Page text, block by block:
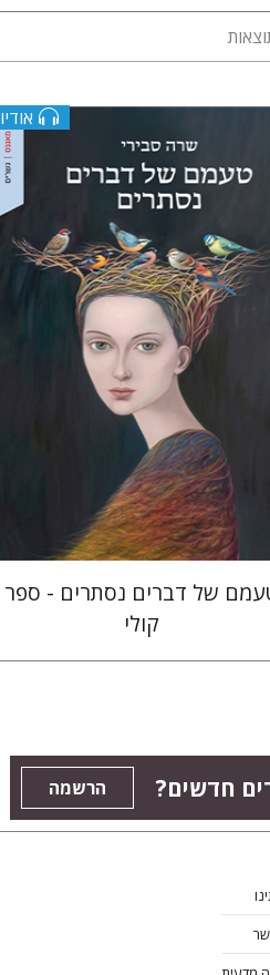
אודיו
שרה סבירי
$16
של דברים נסתרים - ספר
קולי
חדשים? הרשמה